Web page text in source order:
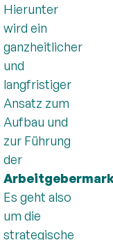
Hierunter
wird ein
ganzheitlicher
und
langfristiger
Ansatz zum
Aufbau und
zur Führung
der
Es geht also
um die
strategische